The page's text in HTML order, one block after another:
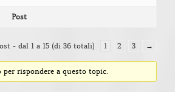
Post
- dal 1 a 15 (di 36 totali) 1 2 3 →
per rispondere a questo topic.